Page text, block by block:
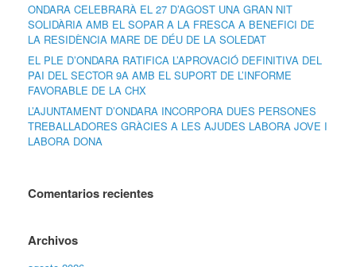
ONDARA CELEBRARÀ EL 27 D’AGOST UNA GRAN NIT
SOLIDÀRIA AMB EL SOPAR A LA FRESCA A BENEFICI DE
LA RESIDÈNCIA MARE DE DÉU DE LA SOLEDAT
EL PLE D’ONDARA RATIFICA L’APROVACIÓ DEFINITIVA DEL
PAI DEL SECTOR 9A AMB EL SUPORT DE L’INFORME
FAVORABLE DE LA CHX
L’AJUNTAMENT D’ONDARA INCORPORA DUES PERSONES
TREBALLADORES GRÀCIES A LES AJUDES LABORA JOVE I
LABORA DONA
Comentarios recientes
Archivos